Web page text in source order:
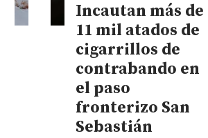
Incautan más de
11 mil atados de
cigarrillos de
contrabando en
el paso
fronterizo San
Sebastián